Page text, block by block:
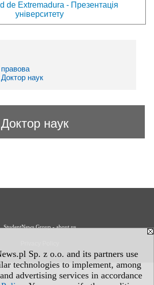
Sp. z o.o. and its partners use
technologies to implement, among
advertising services in accordance
de Extremadura - Презентація
університету
наук
наук
StudentNews Group - about us